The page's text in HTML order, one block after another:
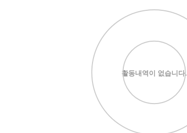
활동내역이 없습니다.